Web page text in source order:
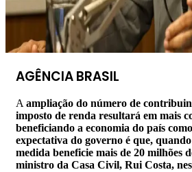
AGÊNCIA BRASIL
A ampliação do número de
imposto de renda resultará em mais
beneficiando a economia do país
expectativa do governo é que,
medida beneficie mais de 20 milhões
ministro da Casa Civil, Rui Costa,